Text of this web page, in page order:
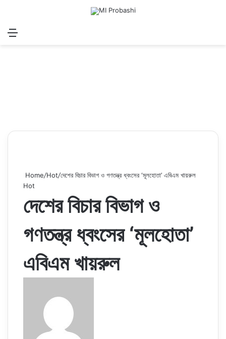
Menu
Home/Hot/দেশের বিচার বিভাগ ও গণতন্ত্র ধ্বংসের ‌‘মূলহোতা’ এবিএম খায়রুল
Hot
দেশের বিচার বিভাগ ও
গণতন্ত্র ধ্বংসের ‌‘মূলহোতা’
এবিএম খায়রুল